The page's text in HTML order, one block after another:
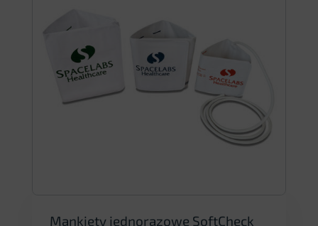
Mankiety jednorazowe SoftCheck